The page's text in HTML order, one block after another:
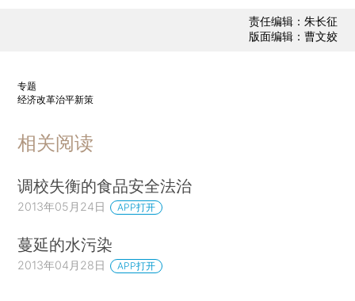
责任编辑：朱长征
版面编辑：曹文姣
专题
经济改革治平新策
相关阅读
调校失衡的食品安全法治
2013年05月24日 APP打开
蔓延的水污染
2013年04月28日 APP打开